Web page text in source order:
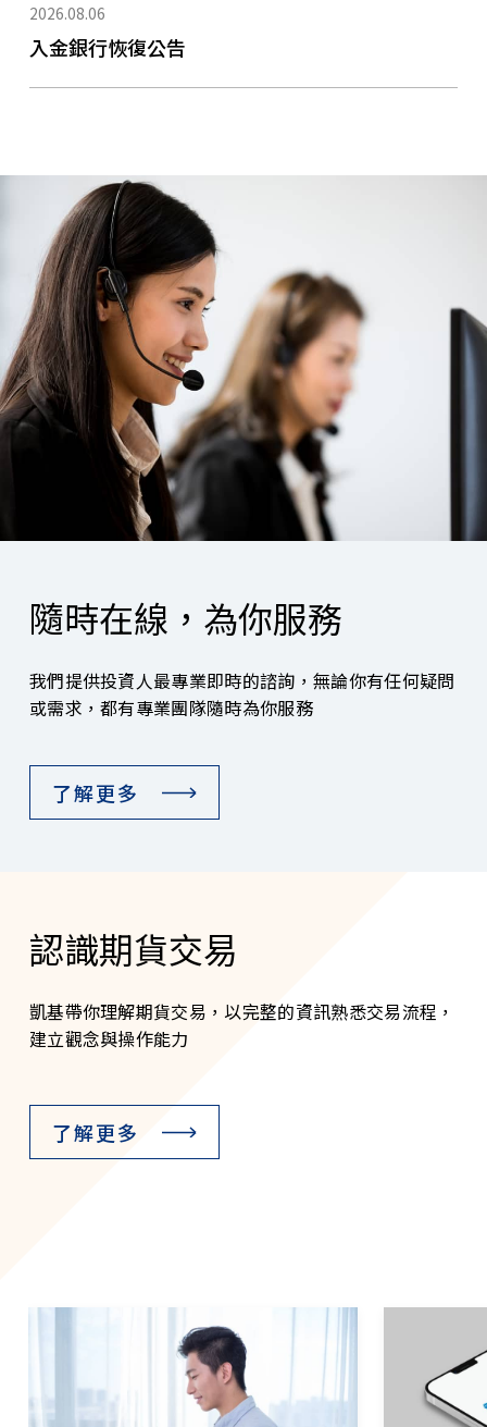
2026.08.06
入金銀行恢復公告
隨時在線，為你服務
我們提供投資人最專業即時的諮詢，無論你有任何疑問
或需求，都有專業團隊隨時為你服務
了解更多
認識期貨交易
凱基帶你理解期貨交易，以完整的資訊熟悉交易流程，
建立觀念與操作能力
了解更多